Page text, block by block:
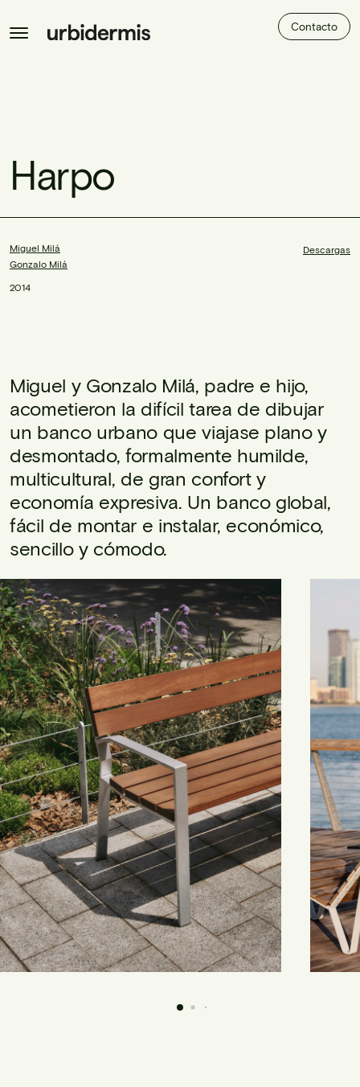
Contacto
Harpo
Miguel Milá
Gonzalo Milá
2014
Descargas
Miguel y Gonzalo Milá, padre e hijo,
acometieron la difícil tarea de dibujar
un banco urbano que viajase plano y
desmontado, formalmente humilde,
multicultural, de gran confort y
economía expresiva. Un banco global,
fácil de montar e instalar, económico,
sencillo y cómodo.